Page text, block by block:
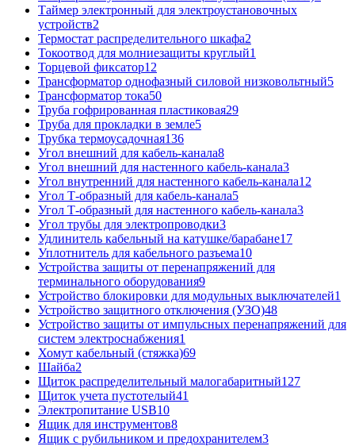
Таймер электронный для электроустановочных
устройств2
Термостат распределительного шкафа2
Токоотвод для молниезащиты круглый1
Торцевой фиксатор12
Трансформатор однофазный силовой низковольтный5
Трансформатор тока50
Труба гофрированная пластиковая29
Труба для прокладки в земле5
Трубка термоусадочная136
Угол внешний для кабель-канала8
Угол внешний для настенного кабель-канала3
Угол внутренний для настенного кабель-канала12
Угол Т-образный для кабель-канала5
Угол Т-образный для настенного кабель-канала3
Угол трубы для электропроводки3
Удлинитель кабельный на катушке/барабане17
Уплотнитель для кабельного разъема10
Устройства защиты от перенапряжений для
терминального оборудования9
Устройство блокировки для модульных выключателей1
Устройство защитного отключения (УЗО)48
Устройство защиты от импульсных перенапряжений для
систем электроснабжения1
Хомут кабельный (стяжка)69
Шайба2
Щиток распределительный малогабаритный127
Щиток учета пустотелый41
Электропитание USB10
Ящик для инструментов8
Ящик с рубильником и предохранителем3